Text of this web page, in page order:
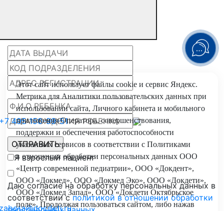
495 150-99-51
Я взрослый пациент
Даю согласие на обработку персональных данных в
соответствии сполитикой в отношении обработки
Этот сайт использует файлы cookie и сервис Яндекс.
Метрика для Аналитики пользовательских данных при
использовании сайта, Личного кабинета и мобильного
приложения Оператора, совершенствования,
поддержки и обеспечения работоспособности
указанных сервисов в соответствии с Политиками
в отношении обработки персональных данных ООО
«Центр современной педиатрии», ООО «Докдент»,
ООО «Докмед», ООО «Докмед Эко», ООО «Докдети»,
ООО «Докмед Запад», ООО «Докдети Октябрьское
поле». Продолжая пользоваться сайтом, либо нажав